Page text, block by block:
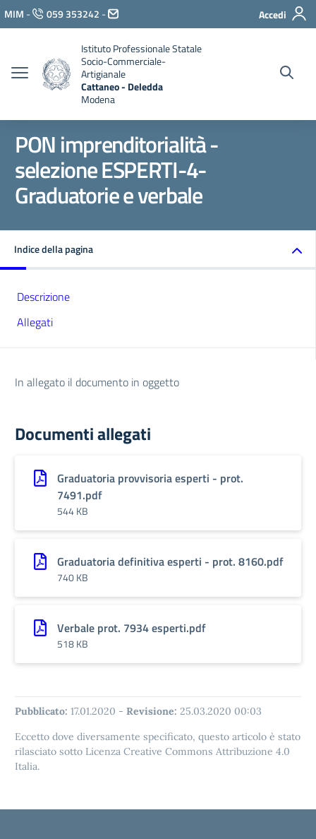
Vai ai contenuti
Vai al menu di navigazione
Vai al footer
MIM - 059 353242 - Accedi
Istituto Professionale Statale
Socio-Commerciale-
Artigianale
Cattaneo - Deledda
Modena
PON imprenditorialità -
selezione ESPERTI-4-
Graduatorie e verbale
Indice della pagina
Descrizione
Allegati
In allegato il documento in oggetto
Documenti allegati
Graduatoria provvisoria esperti - prot.
7491.pdf
544 KB
Graduatoria definitiva esperti - prot. 8160.pdf
740 KB
Verbale prot. 7934 esperti.pdf
518 KB
Pubblicato: 17.01.2020 - Revisione: 25.03.2020 00:03
Eccetto dove diversamente specificato, questo articolo è stato
rilasciato sotto Licenza Creative Commons Attribuzione 4.0
Italia.